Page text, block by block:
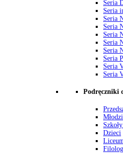
Seria
Seria
Seria
Seria
Seria
Seria
Seria
Seria
Seria
Seria
Podręczniki
Dzieci